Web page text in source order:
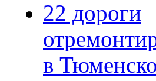
22 дороги
в